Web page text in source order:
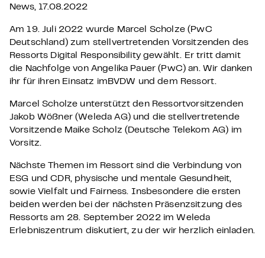
News, 17.08.2022
Am 19. Juli 2022 wurde Marcel Scholze (PwC
Deutschland) zum stellvertretenden Vorsitzenden des
Ressorts Digital Responsibility gewählt. Er tritt damit
die Nachfolge von Angelika Pauer (PwC) an. Wir danken
ihr für ihren Einsatz imBVDW und dem Ressort.
Marcel Scholze unterstützt den Ressortvorsitzenden
Jakob Wößner (Weleda AG) und die stellvertretende
Vorsitzende Maike Scholz (Deutsche Telekom AG) im
Vorsitz.
Nächste Themen im Ressort sind die Verbindung von
ESG und CDR, physische und mentale Gesundheit,
sowie Vielfalt und Fairness. Insbesondere die ersten
beiden werden bei der nächsten Präsenzsitzung des
Ressorts am 28. September 2022 im Weleda
Erlebniszentrum diskutiert, zu der wir herzlich einladen.